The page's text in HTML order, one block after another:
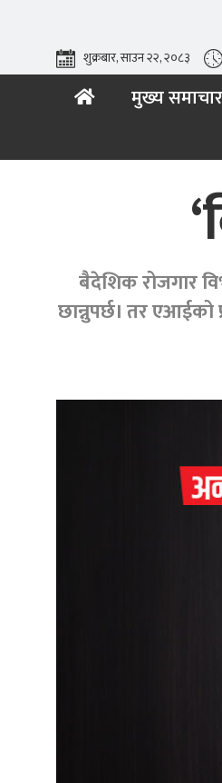
शुक्रबार, साउन २२, २०८३
मुख्य समाचार
बैदेशिक रोजगार
छान्नुपर्छ। तर